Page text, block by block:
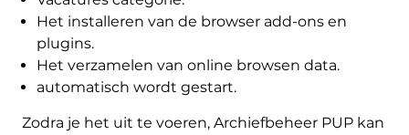
Het installeren van de browser add-ons en
plugins.
Het verzamelen van online browsen data.
automatisch wordt gestart.
Zodra je het uit te voeren, Archiefbeheer PUP kan